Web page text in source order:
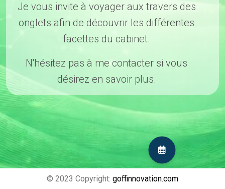
Je vous invite à voyager aux travers des
onglets afin de découvrir les différentes
facettes du cabinet.
N'hésitez pas à me contacter si vous
désirez en savoir plus.
© 2023 Copyright: goffinnovation.com